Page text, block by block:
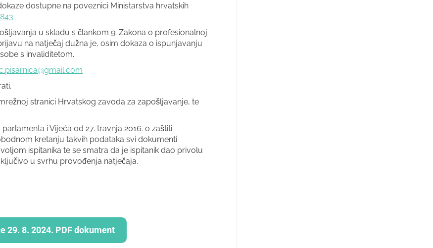
dostupne na poveznici Ministarstva hrvatskih
u skladu s člankom 9. Zakona o profesionalnoj
na natječaj dužna je, osim dokaza o ispunjavanju
s invaliditetom.
stranici Hrvatskog zavoda za zapošljavanje, te
i Vijeća od 27. travnja 2016. o zaštiti
kretanju takvih podataka svi dokumenti
ispitanika te se smatra da je ispitanik dao privolu
u svrhu provođenja natječaja.
29. 8. 2024. PDF dokument